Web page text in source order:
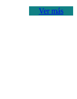
Ver más